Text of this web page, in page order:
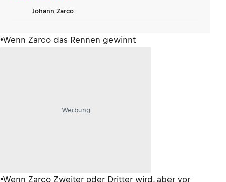
Johann Zarco
•Wenn Zarco das Rennen gewinnt
Werbung
•Wenn Zarco Zweiter oder Dritter wird, aber vor